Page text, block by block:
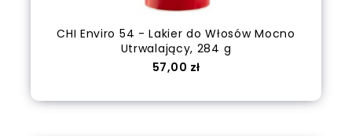
CHI Enviro 54 - Lakier do Włosów Mocno
Utrwalający, 284 g
Cena
57,00 zł